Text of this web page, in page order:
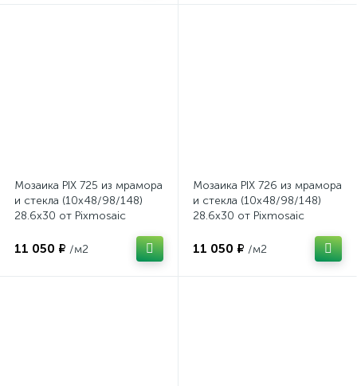
Мозаика PIX 725 из мрамора
и стекла (10x48/98/148)
28.6x30 от Pixmosaic
11 050 ₽ /м2
Мозаика PIX 726 из мрамора
и стекла (10x48/98/148)
28.6x30 от Pixmosaic
11 050 ₽ /м2